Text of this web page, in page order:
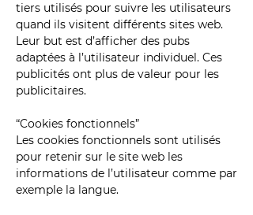
tiers utilisés pour suivre les utilisateurs
quand ils visitent différents sites web.
Leur but est d’afficher des pubs
adaptées à l’utilisateur individuel. Ces
publicités ont plus de valeur pour les
publicitaires.
“Cookies fonctionnels”
Les cookies fonctionnels sont utilisés
pour retenir sur le site web les
informations de l’utilisateur comme par
exemple la langue.